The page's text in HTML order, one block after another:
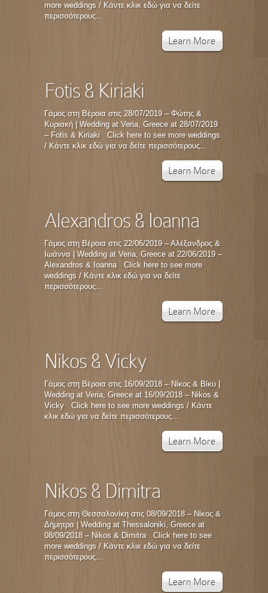
more weddings / Κάντε κλικ εδώ για να δείτε
περισσότερους...
Learn More
Fotis & Kiriaki
Γάμος στη Βέροια στις 28/07/2019 – Φώτης &
Κυριακή | Wedding at Veria, Greece at 28/07/2019
– Fotis & Kiriaki Click here to see more weddings
/ Κάντε κλικ εδώ για να δείτε περισσότερους...
Learn More
Alexandros & Ioanna
Γάμος στη Βέροια στις 22/06/2019 – Αλέξανδρος &
Ιωάννα | Wedding at Veria, Greece at 22/06/2019 –
Alexandros & Ioanna Click here to see more
weddings / Κάντε κλικ εδώ για να δείτε
περισσότερους...
Learn More
Nikos & Vicky
Γάμος στη Βέροια στις 16/09/2018 – Νίκος & Βίκυ |
Wedding at Veria, Greece at 16/09/2018 – Nikos &
Vicky Click here to see more weddings / Κάντε
κλικ εδώ για να δείτε περισσότερους...
Learn More
Nikos & Dimitra
Γάμος στη Θεσσαλονίκη στις 08/09/2018 – Νίκος &
Δήμητρα | Wedding at Thessaloniki, Greece at
08/09/2018 – Nikos & Dimitra Click here to see
more weddings / Κάντε κλικ εδώ για να δείτε
περισσότερους...
Learn More